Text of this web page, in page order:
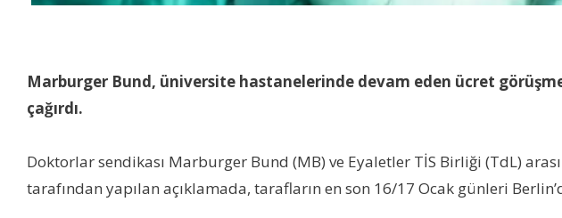
Marburger Bund, üniversite hastanelerinde devam eden ücret
çağırdı.
Doktorlar sendikası Marburger Bund (MB) ve Eyaletler TİS Birliği (TdL)
tarafından yapılan açıklamada, tarafların en son 16/17 Ocak günleri